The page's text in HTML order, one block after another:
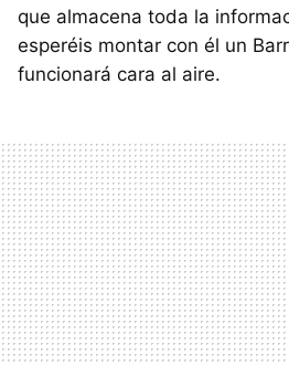
que almacena toda la
esperéis montar con él un
funcionará cara al aire.